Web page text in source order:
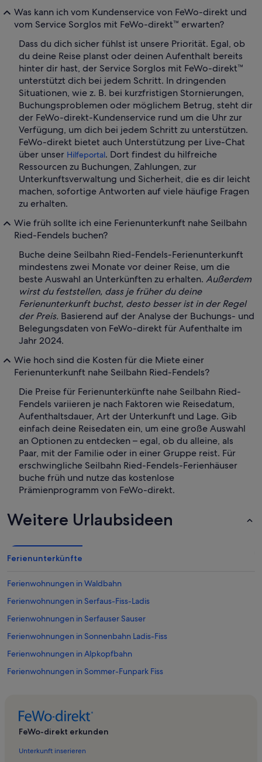
Was kann ich vom Kundenservice von FeWo-direkt und
vom Service Sorglos mit FeWo-direkt™ erwarten?
Dass du dich sicher fühlst ist unsere Priorität. Egal, ob
du deine Reise planst oder deinen Aufenthalt bereits
hinter dir hast, der Service Sorglos mit FeWo-direkt™
unterstützt dich bei jedem Schritt. In dringenden
Situationen, wie z. B. bei kurzfristigen Stornierungen,
Buchungsproblemen oder möglichem Betrug, steht dir
der FeWo-direkt-Kundenservice rund um die Uhr zur
Verfügung, um dich bei jedem Schritt zu unterstützen.
FeWo-direkt bietet auch Unterstützung per Live-Chat
über unser Hilfeportal. Dort findest du hilfreiche
Ressourcen zu Buchungen, Zahlungen, zur
Unterkunftsverwaltung und Sicherheit, die es dir leicht
machen, sofortige Antworten auf viele häufige Fragen
zu erhalten.
Wie früh sollte ich eine Ferienunterkunft nahe Seilbahn
Ried-Fendels buchen?
Buche deine Seilbahn Ried-Fendels-Ferienunterkunft
mindestens zwei Monate vor deiner Reise, um die
beste Auswahl an Unterkünften zu erhalten. Außerdem
wirst du feststellen, dass je früher du deine
Ferienunterkunft buchst, desto besser ist in der Regel
der Preis. Basierend auf der Analyse der Buchungs- und
Belegungsdaten von FeWo-direkt für Aufenthalte im
Jahr 2024.
Wie hoch sind die Kosten für die Miete einer
Ferienunterkunft nahe Seilbahn Ried-Fendels?
Die Preise für Ferienunterkünfte nahe Seilbahn Ried-
Fendels variieren je nach Faktoren wie Reisedatum,
Aufenthaltsdauer, Art der Unterkunft und Lage. Gib
einfach deine Reisedaten ein, um eine große Auswahl
an Optionen zu entdecken – egal, ob du alleine, als
Paar, mit der Familie oder in einer Gruppe reist. Für
erschwingliche Seilbahn Ried-Fendels-Ferienhäuser
buche früh und nutze das kostenlose
Prämienprogramm von FeWo-direkt.
Weitere Urlaubsideen
Ferienunterkünfte
Ferienwohnungen in Waldbahn
Ferienwohnungen in Serfaus-Fiss-Ladis
Ferienwohnungen in Serfauser Sauser
Ferienwohnungen in Sonnenbahn Ladis-Fiss
Ferienwohnungen in Alpkopfbahn
Ferienwohnungen in Sommer-Funpark Fiss
Ferienwohnungen in Bikepark Serfaus-Fiss-Ladis
FeWo-direkt erkunden
Unterkunft inserieren